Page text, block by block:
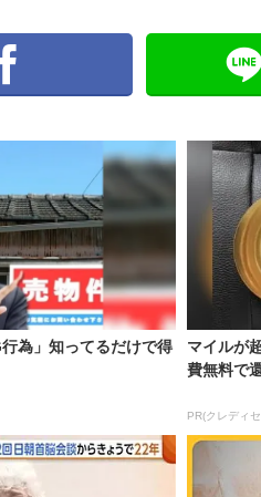
行為」知ってるだけで得
マイルが
費無料で
PR(クレディ